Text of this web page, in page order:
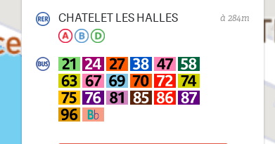
CHATELET LES HALLES à 284m